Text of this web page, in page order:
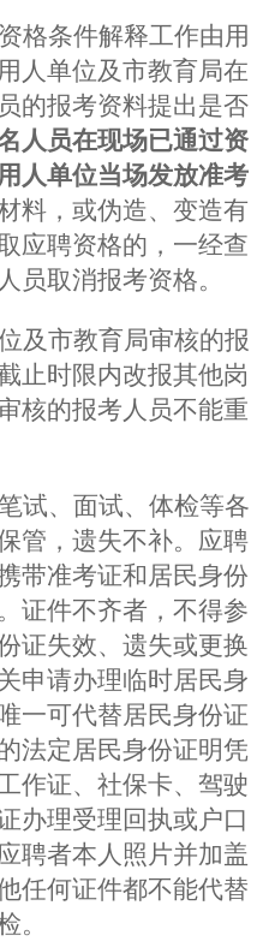
格条件解释工作由用
人单位及市教育局在
的报考资料提出是否
人员在现场已通过资
人单位当场发放准考
料，或伪造、变造有
应聘资格的，一经查
员取消报考资格。
及市教育局审核的报
止时限内改报其他岗
核的报考人员不能重
试、面试、体检等各
管，遗失不补。应聘
带准考证和居民身份
证件不齐者，不得参
证失效、遗失或更换
申请办理临时居民身
一可代替居民身份证
法定居民身份证明凭
作证、社保卡、驾驶
办理受理回执或户口
聘者本人照片并加盖
任何证件都不能代替
。